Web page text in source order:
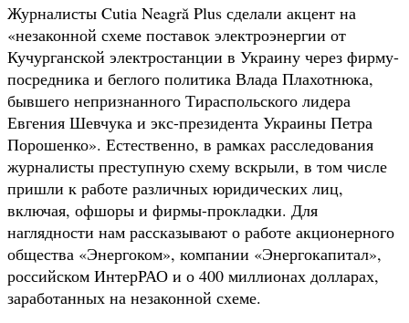
Журналисты Cutia Neagră Plus сделали акцент на
«незаконной схеме поставок электроэнергии от
Кучурганской электростанции в Украину через фирму-
посредника и беглого политика Влада Плахотнюка,
бывшего непризнанного Тираспольского лидера
Евгения Шевчука и экс-президента Украины Петра
Порошенко». Естественно, в рамках расследования
журналисты преступную схему вскрыли, в том числе
пришли к работе различных юридических лиц,
включая, офшоры и фирмы-прокладки. Для
наглядности нам рассказывают о работе акционерного
общества «Энергоком», компании «Энергокапитал»,
российском ИнтерРАО и о 400 миллионах долларах,
заработанных на незаконной схеме.